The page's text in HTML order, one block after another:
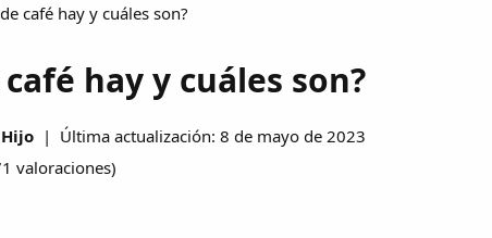
café hay y cuáles son?
hay y cuáles son?
| Última actualización: 8 de mayo de 2023
valoraciones)